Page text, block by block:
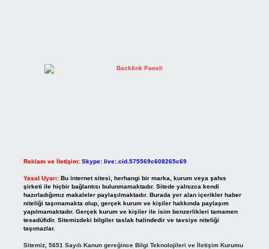
Reklam ve İletişim: Skype: live:.cid.575569c608265c69
Yasal Uyarı: Bu internet sitesi, herhangi bir marka, kurum veya şahıs
şirketi ile hiçbir bağlantısı bulunmamaktadır. Sitede yalnızca kendi
hazırladığımız makaleler paylaşılmaktadır. Burada yer alan içerikler haber
niteliği taşımamakta olup, gerçek kurum ve kişiler hakkında paylaşım
yapılmamaktadır. Gerçek kurum ve kişiler ile isim benzerlikleri tamamen
tesadüfidir. Sitemizdeki bilgiler taslak halindedir ve tavsiye niteliği
taşımazlar.
Sitemiz, 5651 Sayılı Kanun gereğince Bilgi Teknolojileri ve İletişim Kurumu